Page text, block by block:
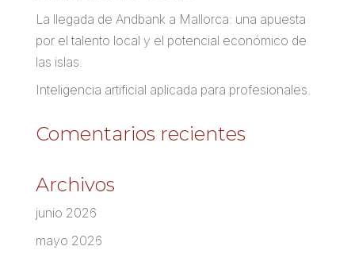
La llegada de Andbank a Mallorca: una apuesta
por el talento local y el potencial económico de
las islas.
Inteligencia artificial aplicada para profesionales.
Comentarios recientes
Archivos
junio 2026
mayo 2026